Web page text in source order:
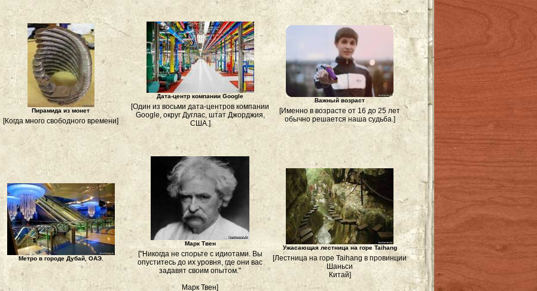
Пирамида из монет
[Когда много свободного времени]
Дата-центр компании Google
[Один из восьми дата-центров компании
Google, округ Дуглас, штат Джорджия,
США.]
Важный возраст
[Именно в возрасте от 16 до 25 лет
обычно решается наша судьба.]
Метро в городе Дубай, ОАЭ.
Марк Твен
["Никогда не спорьте с идиотами. Вы
опуститесь до их уровня, где они вас
задавят своим опытом."
Марк Твен]
Ужасающая лестница на горе Taihang
[Лестница на горе Taihang в провинции
Шаньси
Китай]